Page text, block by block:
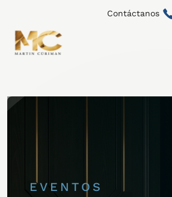
Contáctanos
EVENTOS